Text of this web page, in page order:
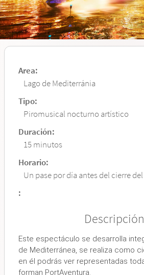
Area:
Lago de Mediterránia
Tipo:
Piromusical nocturno artístico
Duración:
15 minutos
Horario:
Un pase por día antes del cierre
:
Descripción
Este espectáculo se desarrolla
de Mediterránea, se realiza como
en él podrás ver representadas
forman PortAventura.